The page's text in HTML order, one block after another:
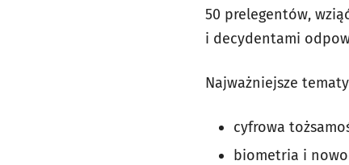
50 prelegentów,
i decydentami
Najważniejsze
cyfrowa
biometria i